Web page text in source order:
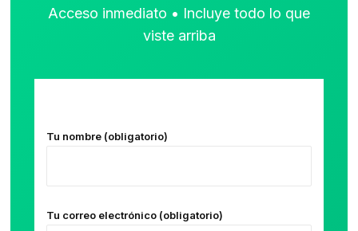
Acceso inmediato • Incluye todo lo que
viste arriba
Tu nombre (obligatorio)
Tu correo electrónico (obligatorio)